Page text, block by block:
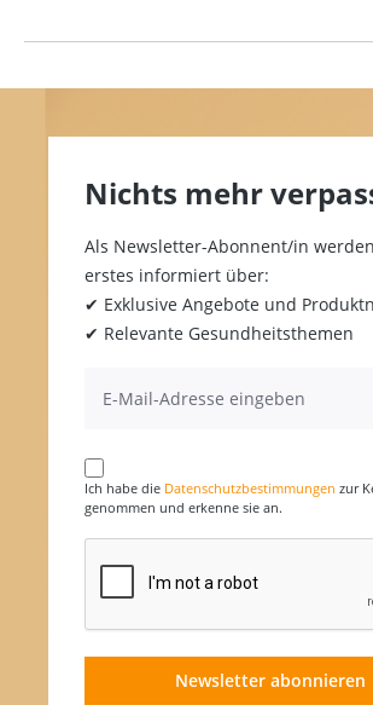
Nichts mehr
Als Newsletter-Abonnent/in
erstes informiert über:
✔ Exklusive Angebote und
✔ Relevante Gesundheitsthemen
Ich habe die Datenschutzbestimmungen zur
genommen und erkenne sie an.
Newsletter abonnieren